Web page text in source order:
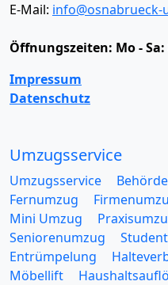
E-Mail:
Öffnungszeiten: Mo -
Impressum
Datenschutz
Umzugsservice
Umzugsservice
Fernumzug
Mini Umzug
Seniorenumzug
Entrümpelung
Möbellift